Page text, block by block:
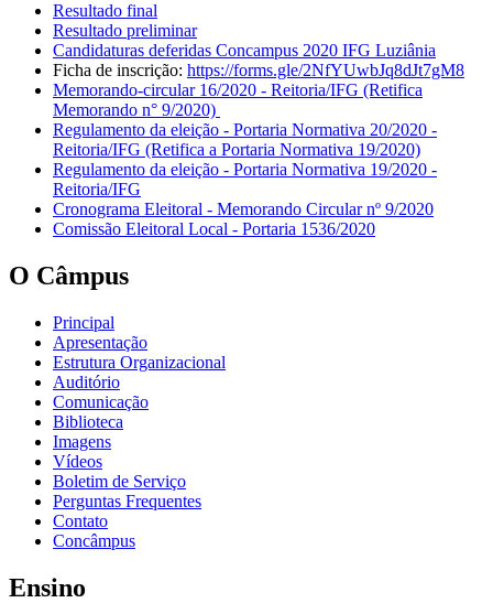
Resultado final
Resultado preliminar
Candidaturas deferidas Concampus 2020 IFG Luziânia
Ficha de inscrição: https://forms.gle/2NfYUwbJq8dJt7gM8
Memorando-circular 16/2020 - Reitoria/IFG (Retifica
Memorando n° 9/2020)
Regulamento da eleição - Portaria Normativa 20/2020 -
Reitoria/IFG (Retifica a Portaria Normativa 19/2020)
Regulamento da eleição - Portaria Normativa 19/2020 -
Reitoria/IFG
Cronograma Eleitoral - Memorando Circular nº 9/2020
Comissão Eleitoral Local - Portaria 1536/2020
O Câmpus
Principal
Apresentação
Estrutura Organizacional
Auditório
Comunicação
Biblioteca
Imagens
Vídeos
Boletim de Serviço
Perguntas Frequentes
Contato
Concâmpus
Ensino